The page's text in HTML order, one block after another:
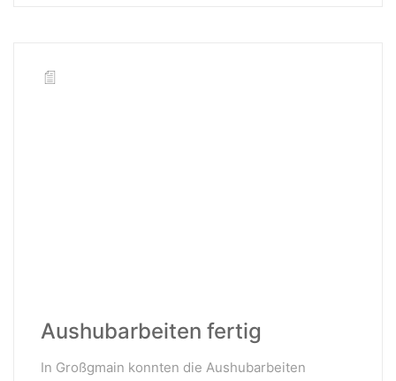
Aushubarbeiten fertig
In Großgmain konnten die Aushubarbeiten